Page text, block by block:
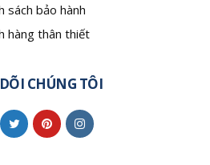
sách bảo hành
hàng thân thiết
CHÚNG TÔI